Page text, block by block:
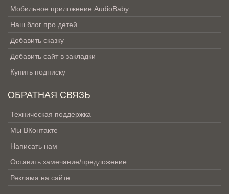
Мобильное приложение AudioBaby
Наш блог про детей
Добавить сказку
Добавить сайт в закладки
Купить подписку
ОБРАТНАЯ СВЯЗЬ
Техническая поддержка
Мы ВКонтакте
Написать нам
Оставить замечание/предложение
Реклама на сайте